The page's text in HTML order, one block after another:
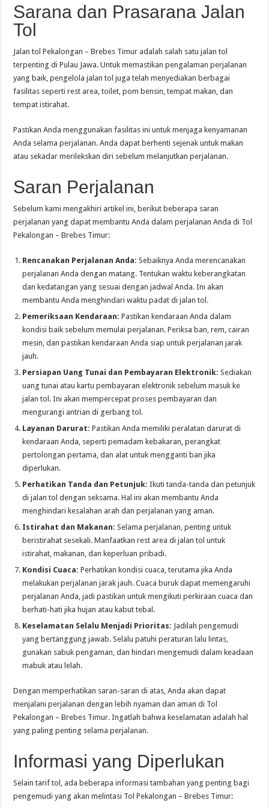
Sarana dan Prasarana Jalan
Tol
Jalan tol Pekalongan – Brebes Timur adalah salah satu jalan tol
terpenting di Pulau Jawa. Untuk memastikan pengalaman perjalanan
yang baik, pengelola jalan tol juga telah menyediakan berbagai
fasilitas seperti rest area, toilet, pom bensin, tempat makan, dan
tempat istirahat.
Pastikan Anda menggunakan fasilitas ini untuk menjaga kenyamanan
Anda selama perjalanan. Anda dapat berhenti sejenak untuk makan
atau sekadar merilekskan diri sebelum melanjutkan perjalanan.
Saran Perjalanan
Sebelum kami mengakhiri artikel ini, berikut beberapa saran
perjalanan yang dapat membantu Anda dalam perjalanan Anda di Tol
Pekalongan – Brebes Timur:
Rencanakan Perjalanan Anda: Sebaiknya Anda merencanakan
perjalanan Anda dengan matang. Tentukan waktu keberangkatan
dan kedatangan yang sesuai dengan jadwal Anda. Ini akan
membantu Anda menghindari waktu padat di jalan tol.
Pemeriksaan Kendaraan: Pastikan kendaraan Anda dalam
kondisi baik sebelum memulai perjalanan. Periksa ban, rem, cairan
mesin, dan pastikan kendaraan Anda siap untuk perjalanan jarak
jauh.
Persiapan Uang Tunai dan Pembayaran Elektronik: Sediakan
uang tunai atau kartu pembayaran elektronik sebelum masuk ke
jalan tol. Ini akan mempercepat proses pembayaran dan
mengurangi antrian di gerbang tol.
Layanan Darurat: Pastikan Anda memiliki peralatan darurat di
kendaraan Anda, seperti pemadam kebakaran, perangkat
pertolongan pertama, dan alat untuk mengganti ban jika
diperlukan.
Perhatikan Tanda dan Petunjuk: Ikuti tanda-tanda dan petunjuk
di jalan tol dengan seksama. Hal ini akan membantu Anda
menghindari kesalahan arah dan perjalanan yang aman.
Istirahat dan Makanan: Selama perjalanan, penting untuk
beristirahat sesekali. Manfaatkan rest area di jalan tol untuk
istirahat, makanan, dan keperluan pribadi.
Kondisi Cuaca: Perhatikan kondisi cuaca, terutama jika Anda
melakukan perjalanan jarak jauh. Cuaca buruk dapat memengaruhi
perjalanan Anda, jadi pastikan untuk mengikuti perkiraan cuaca dan
berhati-hati jika hujan atau kabut tebal.
Keselamatan Selalu Menjadi Prioritas: Jadilah pengemudi
yang bertanggung jawab. Selalu patuhi peraturan lalu lintas,
gunakan sabuk pengaman, dan hindari mengemudi dalam keadaan
mabuk atau lelah.
Dengan memperhatikan saran-saran di atas, Anda akan dapat
menjalani perjalanan dengan lebih nyaman dan aman di Tol
Pekalongan – Brebes Timur. Ingatlah bahwa keselamatan adalah hal
yang paling penting selama perjalanan.
Informasi yang Diperlukan
Selain tarif tol, ada beberapa informasi tambahan yang penting bagi
pengemudi yang akan melintasi Tol Pekalongan – Brebes Timur: